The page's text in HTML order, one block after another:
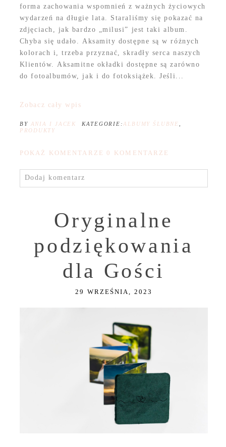
forma zachowania wspomnień z ważnych życiowych
wydarzeń na długie lata. Staraliśmy się pokazać na
zdjęciach, jak bardzo „milusi” jest taki album.
Chyba się udało. Aksamity dostępne są w różnych
kolorach i, trzeba przyznać, skradły serca naszych
Klientów. Aksamitne okładki dostępne są zarówno
do fotoalbumów, jak i do fotoksiążek. Jeśli...
Zobacz cały wpis
BY ANIA I JACEK KATEGORIE: ALBUMY ŚLUBNE
PRODUKTY
POKAŻ KOMENTARZE 0 KOMENTARZE
Dodaj komentarz
Oryginalne
podziękowania
dla Gości
29 WRZEŚNIA, 2023